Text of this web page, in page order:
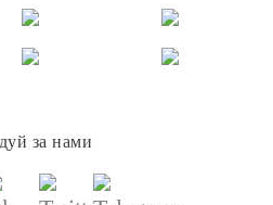
за нами